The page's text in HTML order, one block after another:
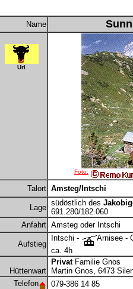
Name
Uri
Foto:
Talort Amsteg/Intschi
Lage
südöstlich des
691.280/182.060
Anfahrt Amsteg oder Intschi
Aufstieg
Intschi -
Arnisee -
ca. 4h
Hüttenwart
Privat Familie Gnos
Martin Gnos, 6473
Telefon
079-386 14 85